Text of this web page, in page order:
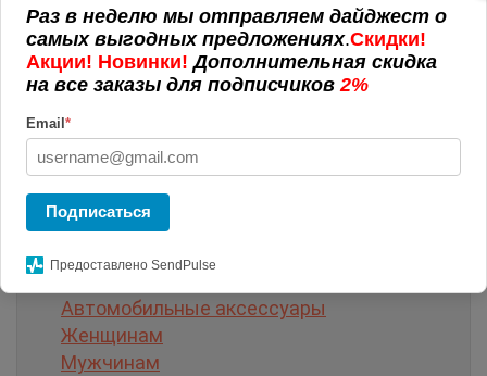
РЕКЛАМНАЯ ПРОДУКЦИЯ
Пакеты с логотипом
Антистрессы с логотипом
ЭКО-сувениры
POS материалы
Подарочная упаковка
Аромо подарки
Вязанные изделия
Автомобильные аксессуары
Женщинам
Мужчинам
Раз в неделю мы отправляем дайджест о
самых выгодных предложениях.Скидки!
Акции! Новинки!Дополнительная скидка
на все заказы для подписчиков2%
Email *
Подписаться
Предоставлено SendPulse